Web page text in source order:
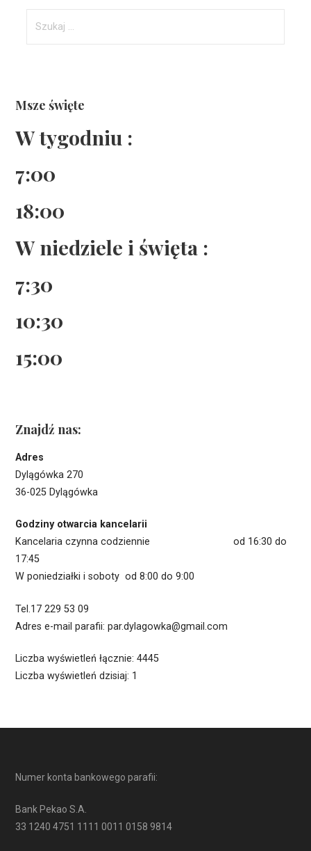
Msze święte
W tygodniu :
7:00
18:00
W niedziele i święta :
7:30
10:30
15:00
Znajdź nas:
Adres
Dylągówka 270
36-025 Dylągówka
Godziny otwarcia kancelarii
Kancelaria czynna codziennie od 16:30 do
17:45
W poniedziałki i soboty od 8:00 do 9:00
Tel.17 229 53 09
Adres e-mail parafii: par.dylagowka@gmail.com
Liczba wyświetleń łącznie: 4445
Liczba wyświetleń dzisiaj: 1
Numer konta bankowego parafii:
Bank Pekao S.A.
33 1240 4751 1111 0011 0158 9814